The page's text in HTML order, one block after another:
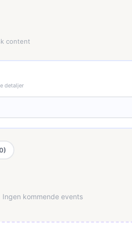
content
detaljer
Ingen kommende events